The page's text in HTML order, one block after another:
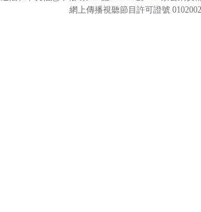
網上傳播視聽節目許可證號